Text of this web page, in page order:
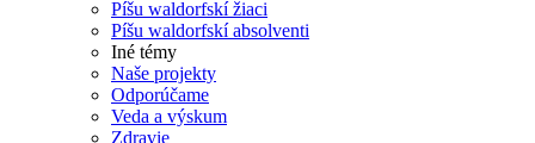
Píšu waldorfskí žiaci
Píšu waldorfskí absolventi
Iné témy
Naše projekty
Odporúčame
Veda a výskum
Zdravie